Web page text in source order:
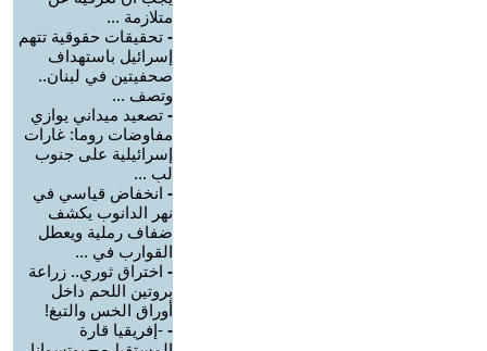
متلازمة ...
- تحقيقات حقوقية تتهم
إسرائيل باستهداف
صحفيتين في لبنان..
وتصف ...
- تصعيد ميداني يوازي
مفاوضات روما: غارات
إسرائيلية على جنوب
لب ...
- انخفاض قياسي في
نهر الدانوب يكشف
ضفاف رملية ويعطل
القوارب في ...
- اختراق ثوري.. زراعة
بروتين اللحم داخل
أوراق الخس والتبغ!
- -إفريقيا قارة